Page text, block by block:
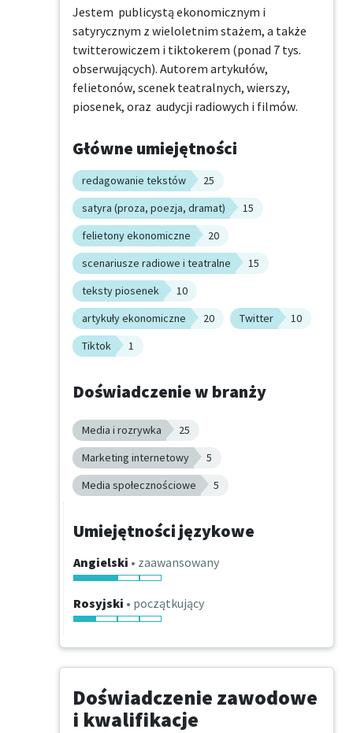
Jestem  publicystą ekonomicznym i
satyrycznym z wieloletnim stażem, a także
twitterowiczem i tiktokerem (ponad 7 tys.
obserwujących). Autorem artykułów,
felietonów, scenek teatralnych, wierszy,
piosenek, oraz  audycji radiowych i filmów.
Główne umiejętności
redagowanie tekstów
25
satyra (proza, poezja, dramat)
15
felietony ekonomiczne
20
scenariusze radiowe i teatralne
15
teksty piosenek
10
artykuły ekonomiczne
20 Twitter
10
Tiktok
1
Doświadczenie w branży
Media i rozrywka
25
Marketing internetowy
5
Media społecznościowe
5
Umiejętności językowe
Angielski • zaawansowany
Rosyjski • początkujący
Doświadczenie zawodowe
i kwalifikacje